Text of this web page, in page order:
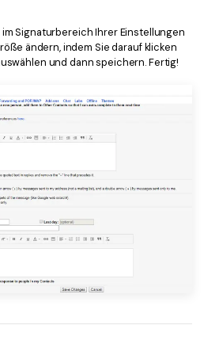
Signaturbereich Ihrer Einstellungen
ändern, indem Sie darauf klicken
und dann speichern. Fertig!